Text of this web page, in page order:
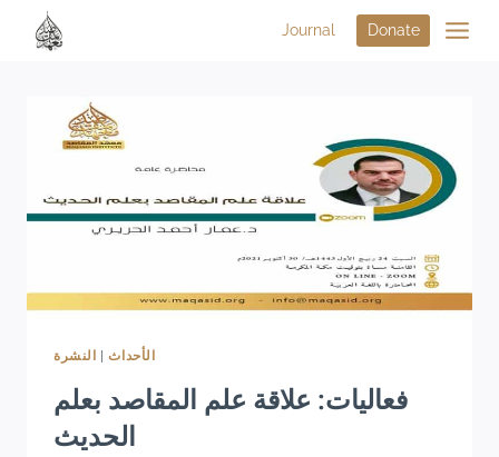
Journal Donate
الأحداث| النشرة
فعاليات: علاقة علم المقاصد بعلم
الحديث